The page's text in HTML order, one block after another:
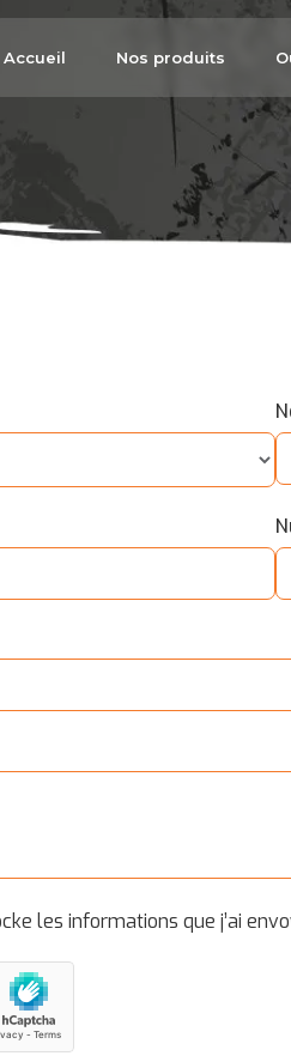
Accueil Nos produits
les informations que j’ai